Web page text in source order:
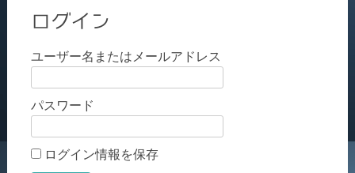
ログイン
ユーザー名またはメールアドレス
パスワード
ログイン情報を保存